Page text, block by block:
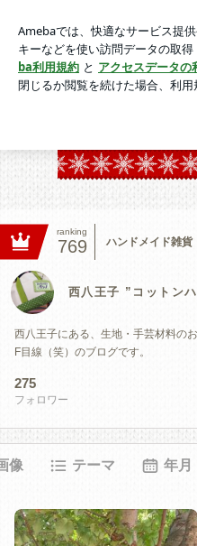
アプリをダウンロードして ブロ
ょう。
ranking
769 ハンドメイド雑貨
西八王子 ”コットン
西八王子にある、生地・手芸材料の
F目線（笑）のブログです。
275
フォロワー
像 テーマ 年月